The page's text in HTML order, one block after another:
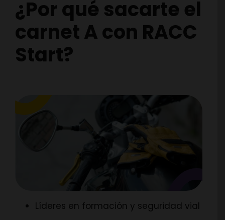
¿Por qué sacarte el
carnet A con RACC
Start?
Líderes en formación y seguridad vial